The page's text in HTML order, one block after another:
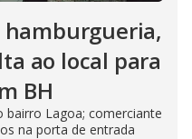
ao local para
BH
bairro Lagoa; comerciante
na porta de entrada